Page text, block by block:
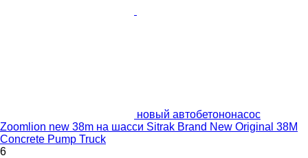
новый автобетононасос
Zoomlion new 38m на шасси Sitrak Brand New Original 38M
Concrete Pump Truck
6